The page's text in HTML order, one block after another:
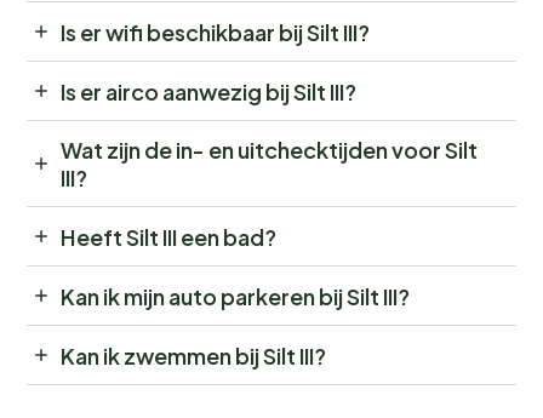
Is er wifi beschikbaar bij Silt III?
Is er airco aanwezig bij Silt III?
Wat zijn de in- en uitchecktijden voor Silt
III?
Heeft Silt III een bad?
Kan ik mijn auto parkeren bij Silt III?
Kan ik zwemmen bij Silt III?